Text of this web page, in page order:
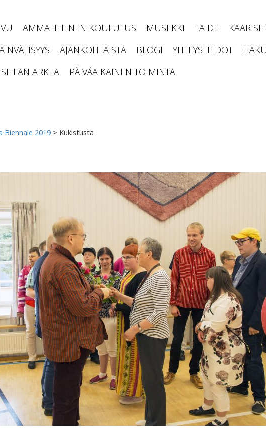
AMMATILLINEN KOULUTUS MUSIIKKI TAIDE
AJANKOHTAISTA BLOGI YHTEYSTIEDOT HAKU
ARKEA
PÄIVÄAIKAINEN TOIMINTA
Biennale 2019 > Kukistusta